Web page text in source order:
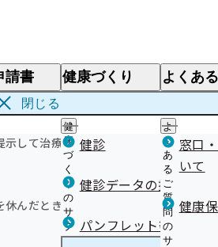
請書
して治療を受けるとき 医療
休んだとき 医療
健康づくり
健
康
づ
く
り
の
サ
ブ
メ
健診
健診データの提供につい
パンフレット等（広報）
よくあ
よ
く
あ
る
ご
質
問
の
サ
窓口
いて
健康
閉じる
らせ